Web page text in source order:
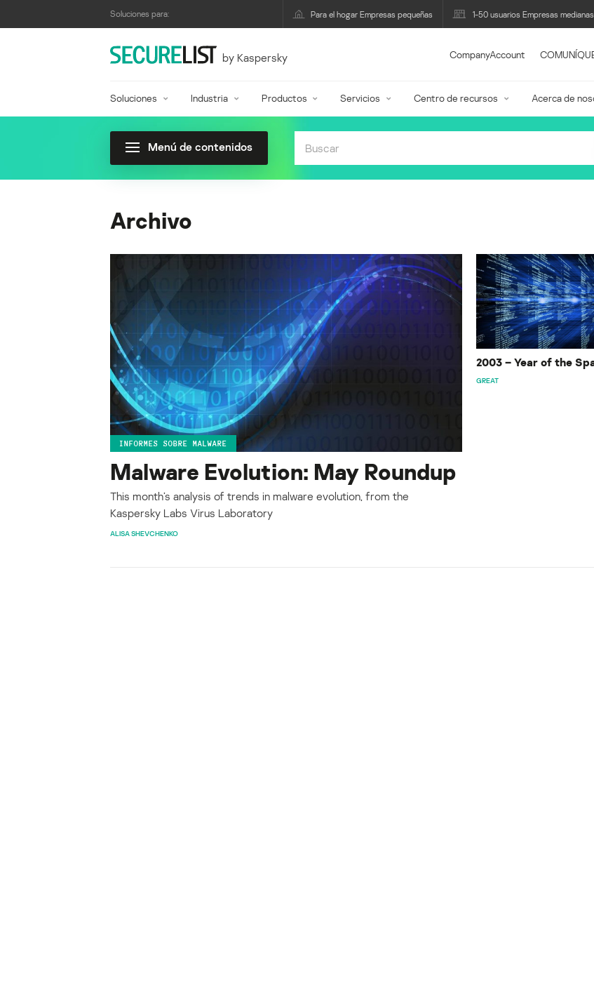
Soluciones para: Para el hogar Empresas pequeñas 1-50 usuarios Empresas medianas
by Kaspersky CompanyAccount
Soluciones Industria Productos Servicios Centro de recursos Acerca de
Menú de contenidos
Archivo
INFORMES SOBRE MALWARE
Malware Evolution: May Roundup
This month’s analysis of trends in malware evolution, from the
Kaspersky Labs Virus Laboratory
ALISA SHEVCHENKO
2003 – Year of the
GREAT